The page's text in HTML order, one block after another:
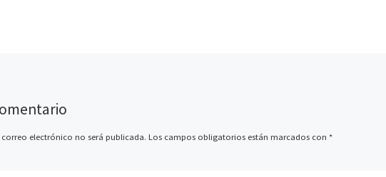
> Administratiu/va de compres
electrónico no será publicada. Los campos obligatorios están marcados con *